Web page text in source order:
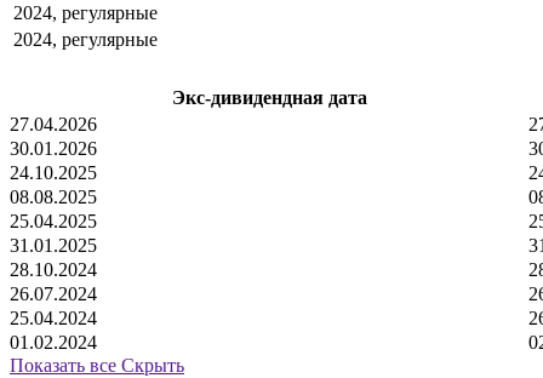
2024, регулярные
2024, регулярные
Экс-дивидендная дата
27.04.2026
30.01.2026
24.10.2025
08.08.2025
25.04.2025
31.01.2025
28.10.2024
26.07.2024
25.04.2024
01.02.2024
Показать все Скрыть